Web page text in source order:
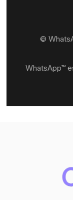
©
WhatsApp™